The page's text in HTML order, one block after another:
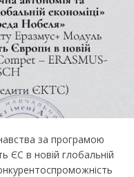
за програмою
ЄС в новій глобальній